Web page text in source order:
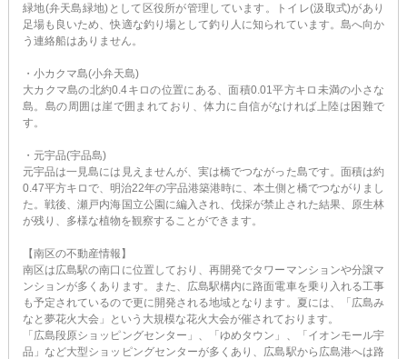
緑地(弁天島緑地)として区役所が管理しています。トイレ(汲取式)があり
足場も良いため、快適な釣り場として釣り人に知られています。島へ向か
う連絡船はありません。
・小カクマ島(小弁天島)
大カクマ島の北約0.4キロの位置にある、面積0.01平方キロ未満の小さな
島。島の周囲は崖で囲まれており、体力に自信がなければ上陸は困難で
す。
・元宇品(宇品島)
元宇品は一見島には見えませんが、実は橋でつながった島です。面積は約
0.47平方キロで、明治22年の宇品港築港時に、本土側と橋でつながりまし
た。戦後、瀬戸内海国立公園に編入され、伐採が禁止された結果、原生林
が残り、多様な植物を観察することができます。
【南区の不動産情報】
南区は広島駅の南口に位置しており、再開発でタワーマンションや分譲マ
ンションが多くあります。また、広島駅構内に路面電車を乗り入れる工事
も予定されているので更に開発される地域となります。夏には、「広島み
なと夢花火大会」という大規模な花火大会が催されております。
「広島段原ショッピングセンター」、「ゆめタウン」、「イオンモール宇
品」など大型ショッピングセンターが多くあり、広島駅から広島港へは路